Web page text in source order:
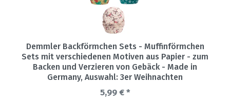
Demmler Backförmchen Sets - Muffinförmchen
Sets mit verschiedenen Motiven aus Papier - zum
Backen und Verzieren von Gebäck - Made in
Germany, Auswahl: 3er Weihnachten
5,99 € *